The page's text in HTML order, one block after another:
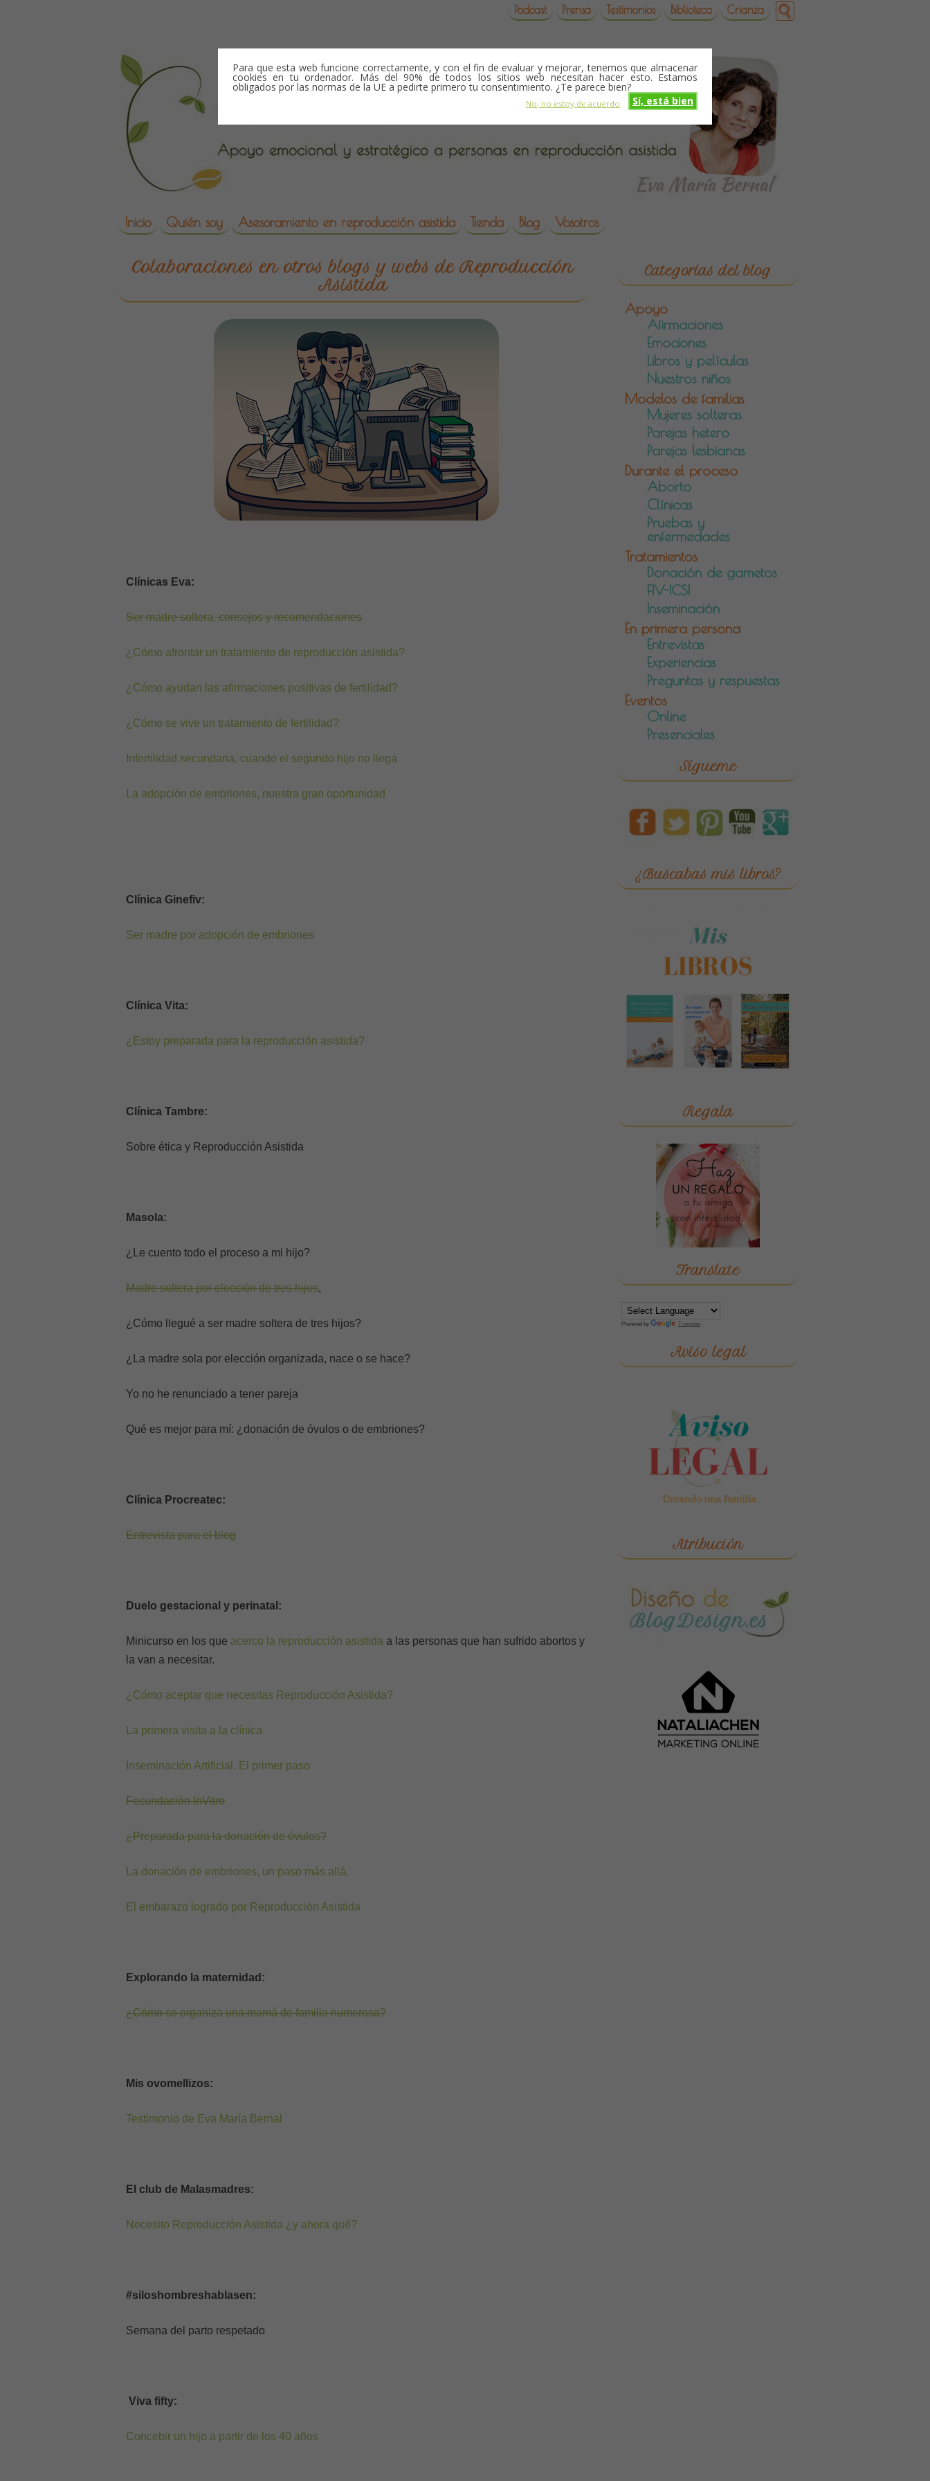
Para que esta web funcione correctamente, y con el fin de evaluar y mejorar, tenemos que almacenar
cookies en tu ordenador. Más del 90% de todos los sitios web necesitan hacer esto. Estamos
obligados por las normas de la UE a pedirte primero tu consentimiento. ¿Te parece bien?
Sí, está bien
No, no estoy de acuerdo
Podcast Prensa Testimonios Biblioteca Crianza
reproduccion asistida
Skip to content
Inicio Quién soy Asesoramiento en reproducción asistida Tienda Blog Vosotros
Colaboraciones en otros blogs y webs de Reproducción
Asistida
Clínicas Eva:
Ser madre soltera, consejos y recomendaciones
¿Cómo afrontar un tratamiento de reproducción asistida?
¿Cómo ayudan las afirmaciones positivas de fertilidad?
¿Cómo se vive un tratamiento de fertilidad?
Infertilidad secundaria, cuando el segundo hijo no llega
La adopción de embriones, nuestra gran oportunidad
Clínica Ginefiv:
Ser madre por adopción de embriones
Clínica Vita:
¿Estoy preparada para la reproducción asistida?
Clínica Tambre:
Sobre ética y Reproducción Asistida
Masola:
¿Le cuento todo el proceso a mi hijo?
Madre soltera por elección de tres hijos,
¿Cómo llegué a ser madre soltera de tres hijos?
¿La madre sola por elección organizada, nace o se hace?
Yo no he renunciado a tener pareja
Qué es mejor para mí: ¿donación de óvulos o de embriones?
Clínica Procreatec:
Entrevista para el blog
Duelo gestacional y perinatal:
Minicurso en los que acerco la reproducción asistida a las personas que han sufrido abortos y
la van a necesitar.
¿Cómo aceptar que necesitas Reproducción Asistida?
La primera visita a la clínica
Inseminación Artificial. El primer paso
Fecundación InVitro
¿Preparada para la donación de óvulos?
La donación de embriones, un paso más allá.
El embarazo logrado por Reproducción Asistida
Explorando la maternidad:
¿Cómo se organiza una mamá de familia numerosa?
Mis ovomellizos:
Testimonio de Eva María Bernal
El club de Malasmadres:
Necesito Reproducción Asistida ¿y ahora qué?
#siloshombreshablasen:
Semana del parto respetado
Viva fifty:
Concebir un hijo a partir de los 40 años
Categorías del blog
Apoyo
Afirmaciones
Emociones
Libros y películas
Nuestros niños
Modelos de familias
Mujeres solteras
Parejas hetero
Parejas lesbianas
Durante el proceso
Aborto
Clínicas
Pruebas y
enfermedades
Tratamientos
Donación de gametos
FIV-ICSI
Inseminación
En primera persona
Entrevistas
Experiencias
Preguntas y respuestas
Eventos
Online
Presenciales
Sígueme
¿Buscabas mis libros?
Regala
Translate
Powered by Translate
Aviso legal
Atribución